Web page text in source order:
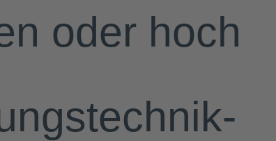
oder hoch